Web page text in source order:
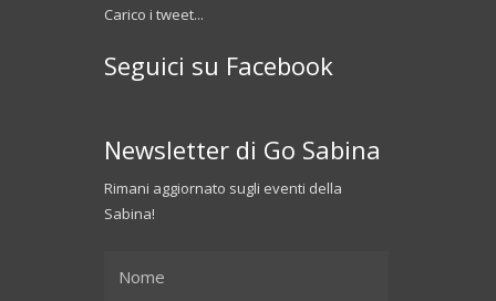
Carico i tweet...
Seguici su Facebook
Newsletter di Go Sabina
Rimani aggiornato sugli eventi della
Sabina!